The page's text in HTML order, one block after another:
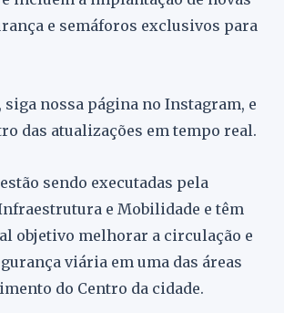
e semáforos exclusivos para
siga nossa página no Instagram, e
das atualizações em tempo real.
sendo executadas pela
e Mobilidade e têm
objetivo melhorar a circulação e
viária em uma das áreas
do Centro da cidade.